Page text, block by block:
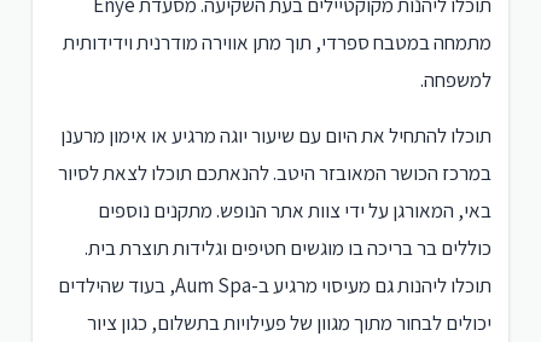
מתמחה במטבח ספרדי, תוך מתן אווירה מודרנית וידידותית
למשפחה.
תוכלו להתחיל את היום עם שיעור יוגה מרגיע או אימון מרענן
במרכז הכושר המאובזר היטב. להנאתכם תוכלו לצאת לסיור
באי, המאורגן על ידי צוות אתר הנופש. מתקנים נוספים
כוללים בר בריכה בו מוגשים חטיפים וגלידות תוצרת בית.
תוכלו ליהנות גם מעיסוי מרגיע ב-Aum Spa, בעוד שהילדים
יכולים לבחור מתוך מגוון של פעילויות בתשלום, כגון ציור